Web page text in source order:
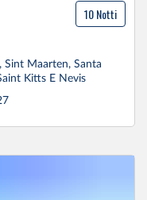
10 Notti
Sint Maarten, Santa
Kitts E Nevis